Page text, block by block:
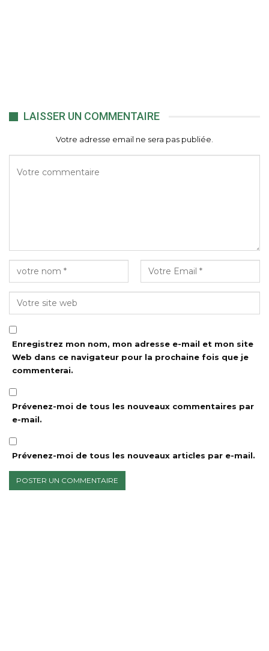
LAISSER UN COMMENTAIRE
Votre adresse email ne sera pas publiée.
Enregistrez mon nom, mon adresse e-mail et mon site
Web dans ce navigateur pour la prochaine fois que je
commenterai.
Prévenez-moi de tous les nouveaux commentaires par
e-mail.
Prévenez-moi de tous les nouveaux articles par e-mail.